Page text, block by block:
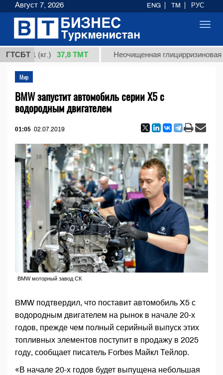
ГТСБТ
1 (кг.) 37,8 ТМТ Неочищенная глицирризиновая
Мир
BMW запустит автомобиль серии X5 с
водородным двигателем
01:05 02.07.2019
BMW моторный завод СК
BMW подтвердил, что поставит автомобиль X5 с
водородным двигателем на рынок в начале 20-х
годов, прежде чем полный серийный выпуск этих
топливных элементов поступит в продажу в 2025
году, сообщает писатель Forbes Майкл Тейлор.
«В начале 20-х годов будет выпущена небольшая
Август 7, 2026 ENG TM РУС